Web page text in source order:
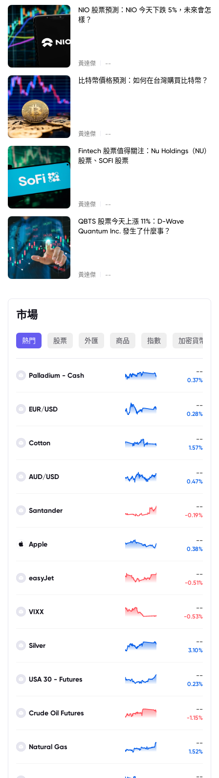
NIO 股票預測：NIO 今天下跌 5%，未來會怎
樣？
黃達傑 --
比特幣價格預測：如何在台灣購買比特幣？
黃達傑 --
Fintech 股票值得關注：Nu Holdings（NU）
股票、SOFI 股票
黃達傑 --
QBTS 股票今天上漲 11%：D-Wave
Quantum Inc. 發生了什麼事？
黃達傑 --
市場
熱門 股票 外匯 商品 指數 加密貨幣
Palladium - Cash --
0.37%
EUR/USD --
0.28%
Cotton --
1.57%
AUD/USD --
0.47%
Santander --
-0.19%
Apple --
0.38%
easyJet --
-0.51%
VIXX --
-0.53%
Silver --
3.10%
USA 30 - Futures --
0.23%
Crude Oil Futures --
-1.15%
Natural Gas --
1.52%
--